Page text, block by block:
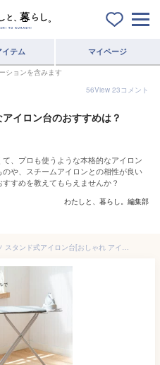
イテム マイページ
ションを含みます
56View 23コメント
イロン台のおすすめは？
、プロも使うような本格的なアイロン
や、スチームアイロンとの相性が良い
すめを教えてもらえませんか？
わたしと、暮らし。編集部
【KEYUCA公式店】ケユカ マルソ スタンド式アイロン台[おしゃれ アイロン台 シンプル デザイン スタンド式 オシャレ 折りたたみ 高さ調節 たためる 折り畳み 折りたためる 折り畳める アイロンボード アイロンスタンド スタンド スタンドアイロン台 コンパクト アイロン]